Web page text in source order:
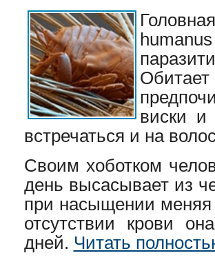
виски и
встречаться и на
Своим хоботком
день высасывает из
при насыщении меняя
отсутствии крови
дней. Читать